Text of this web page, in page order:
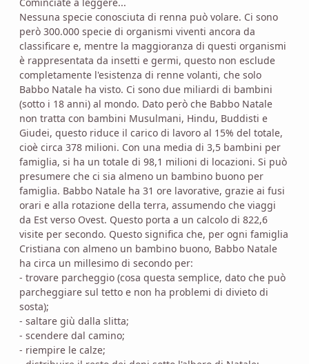
Nessuna specie conosciuta di renna può volare. Ci sono
però 300.000 specie di organismi viventi ancora da
classificare e, mentre la maggioranza di questi organismi
è rappresentata da insetti e germi, questo non esclude
completamente l'esistenza di renne volanti, che solo
Babbo Natale ha visto. Ci sono due miliardi di bambini
(sotto i 18 anni) al mondo. Dato però che Babbo Natale
non tratta con bambini Musulmani, Hindu, Buddisti e
Giudei, questo riduce il carico di lavoro al 15% del totale,
cioè circa 378 milioni. Con una media di 3,5 bambini per
famiglia, si ha un totale di 98,1 milioni di locazioni. Si può
presumere che ci sia almeno un bambino buono per
famiglia. Babbo Natale ha 31 ore lavorative, grazie ai fusi
orari e alla rotazione della terra, assumendo che viaggi
da Est verso Ovest. Questo porta a un calcolo di 822,6
visite per secondo. Questo significa che, per ogni famiglia
Cristiana con almeno un bambino buono, Babbo Natale
ha circa un millesimo di secondo per:
- trovare parcheggio (cosa questa semplice, dato che può
parcheggiare sul tetto e non ha problemi di divieto di
sosta);
- saltare giù dalla slitta;
- scendere dal camino;
- riempire le calze;